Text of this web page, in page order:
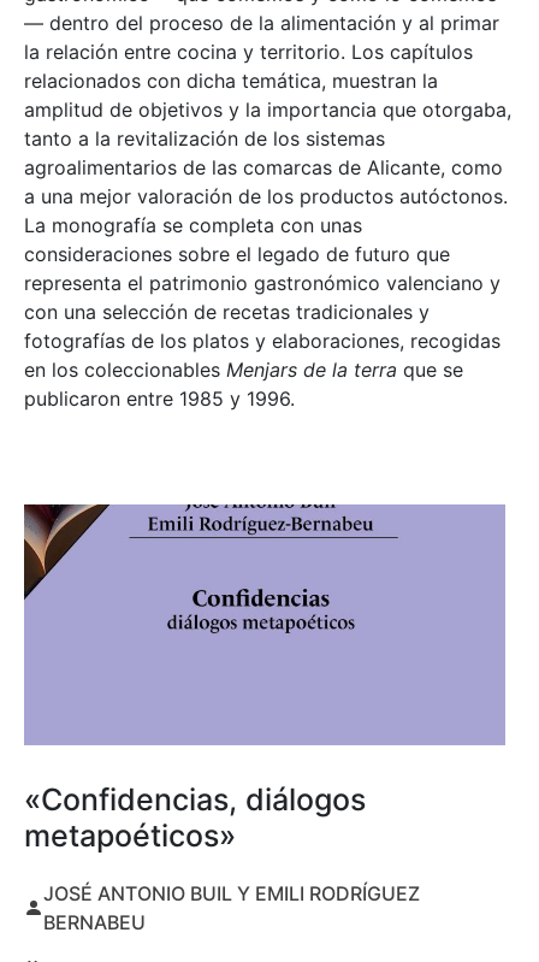
— dentro del proceso de la alimentación y al primar
la relación entre cocina y territorio. Los capítulos
relacionados con dicha temática, muestran la
amplitud de objetivos y la importancia que otorgaba,
tanto a la revitalización de los sistemas
agroalimentarios de las comarcas de Alicante, como
a una mejor valoración de los productos autóctonos.
La monografía se completa con unas
consideraciones sobre el legado de futuro que
representa el patrimonio gastronómico valenciano y
con una selección de recetas tradicionales y
fotografías de los platos y elaboraciones, recogidas
en los coleccionables Menjars de la terra que se
publicaron entre 1985 y 1996.
«Confidencias, diálogos
metapoéticos»
JOSÉ ANTONIO BUIL Y EMILI RODRÍGUEZ
BERNABEU